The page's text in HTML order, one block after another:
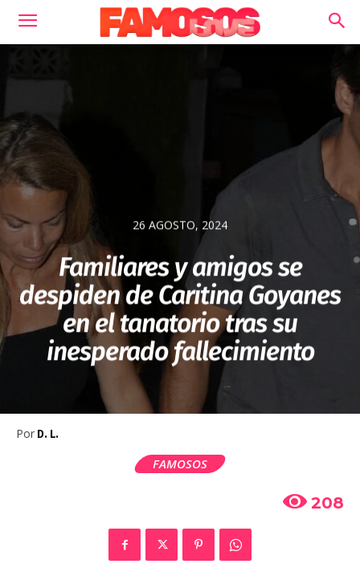
26 AGOSTO, 2024
Familiares y amigos se
despiden de Caritina Goyanes
en el tanatorio tras su
inesperado fallecimiento
Por D. L.
FAMOSOS
208